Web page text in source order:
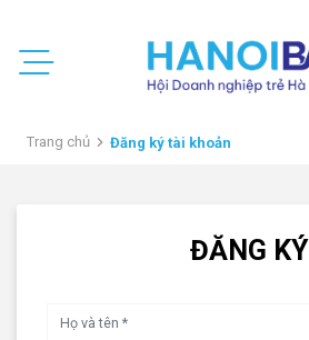
Trang chủ Đăng ký tài khoản
ĐĂNG KÝ